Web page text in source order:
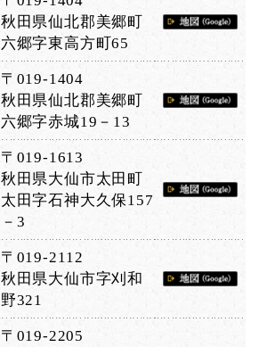
秋田県仙北郡美郷町
六郷字東高方町65
〒019-1404
秋田県仙北郡美郷町
六郷字赤城19－13
〒019-1613
秋田県大仙市太田町
太田字石神大久保157
－3
〒019-2112
秋田県大仙市字刈和
野321
〒019-2205